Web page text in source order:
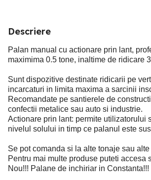
Descriere
Palan manual cu actionare prin lant,
maximima 0.5 tone, inaltime de ridicare
Sunt dispozitive destinate ridicarii pe
incarcaturi in limita maxima a sarcinii
Recomandate pe santierele de
confectii metalice sau auto si industrie.
Actionare prin lant: permite utilizatorului
nivelul solului in timp ce palanul este
Se pot comanda si la alte tonaje sau
Pentru mai multe produse puteti accesa
Nou!!! Palane de inchiriar in Constanta!!!